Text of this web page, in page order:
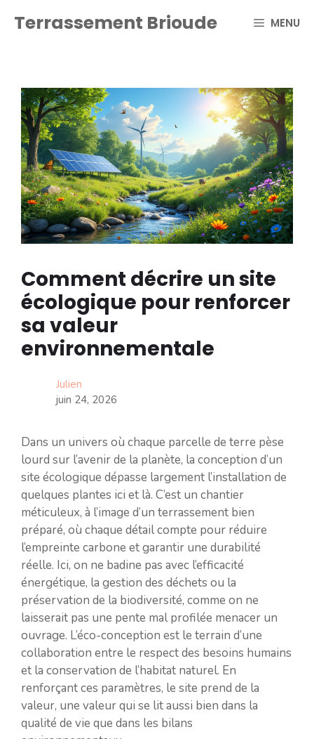
Terrassement Brioude MENU
Comment décrire un site
écologique pour renforcer
sa valeur
environnementale
Julien
juin 24, 2026
Dans un univers où chaque parcelle de terre pèse
lourd sur l’avenir de la planète, la conception d’un
site écologique dépasse largement l’installation de
quelques plantes ici et là. C’est un chantier
méticuleux, à l’image d’un terrassement bien
préparé, où chaque détail compte pour réduire
l’empreinte carbone et garantir une durabilité
réelle. Ici, on ne badine pas avec l’efficacité
énergétique, la gestion des déchets ou la
préservation de la biodiversité, comme on ne
laisserait pas une pente mal profilée menacer un
ouvrage. L’éco-conception est le terrain d’une
collaboration entre le respect des besoins humains
et la conservation de l’habitat naturel. En
renforçant ces paramètres, le site prend de la
valeur, une valeur qui se lit aussi bien dans la
qualité de vie que dans les bilans